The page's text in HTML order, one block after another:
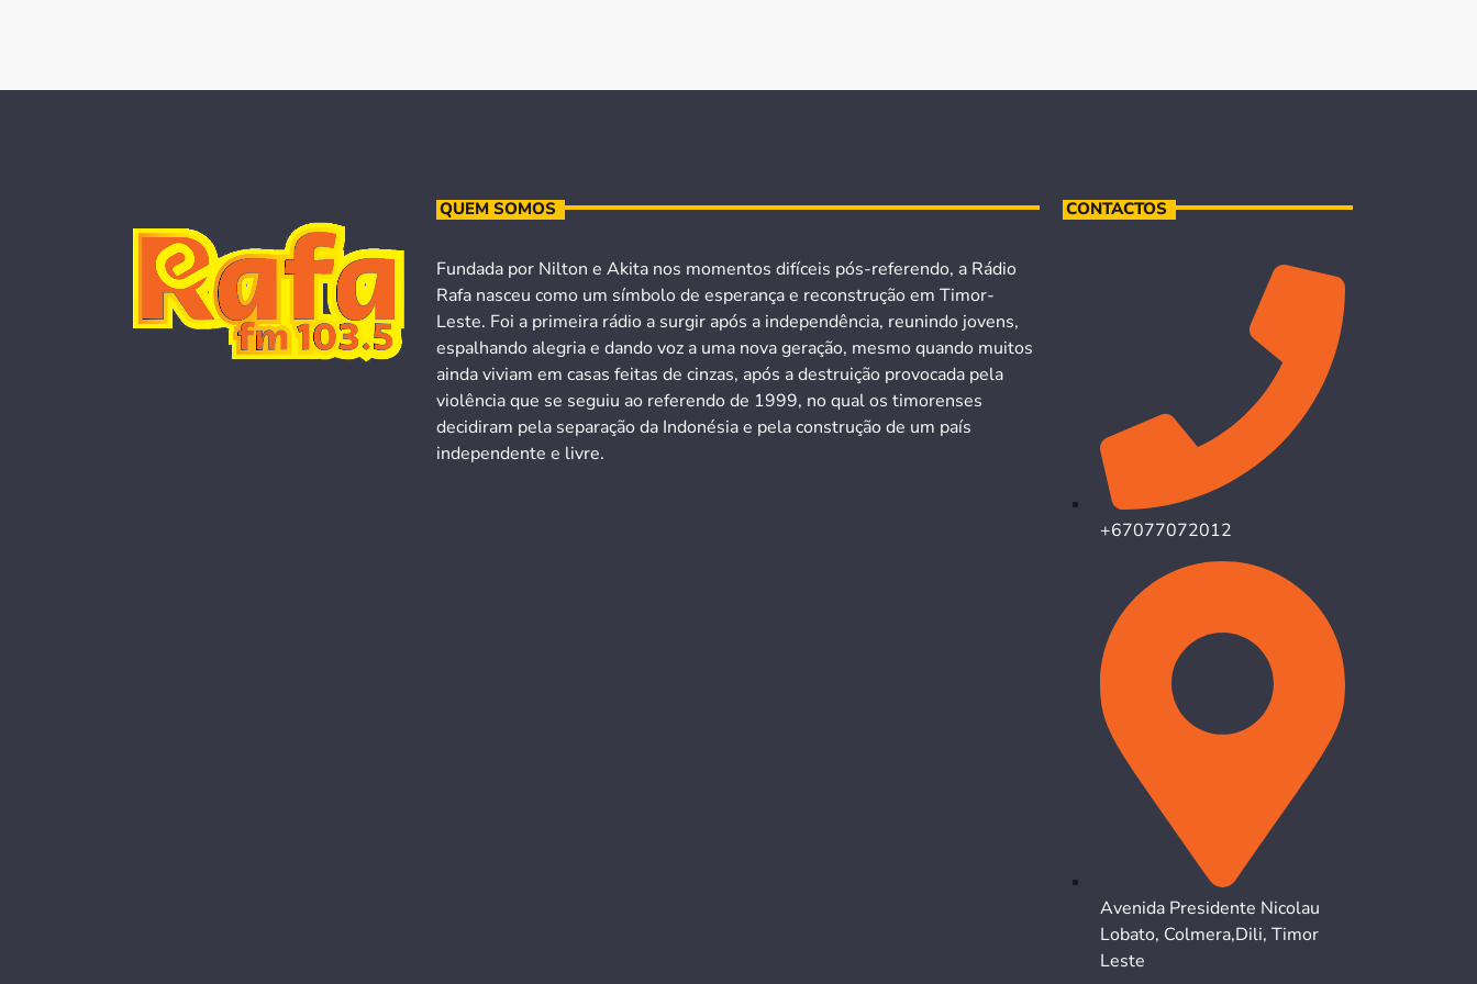
QUEM SOMOS
Fundada por Nilton e Akita nos momentos difíceis pós-referendo, a Rádio
Rafa nasceu como um símbolo de esperança e reconstrução em Timor-
Leste. Foi a primeira rádio a surgir após a independência, reunindo jovens,
espalhando alegria e dando voz a uma nova geração, mesmo quando muitos
ainda viviam em casas feitas de cinzas, após a destruição provocada pela
violência que se seguiu ao referendo de 1999, no qual os timorenses
decidiram pela separação da Indonésia e pela construção de um país
independente e livre.
CONTACTOS
+67077072012
Avenida Presidente Nicolau
Lobato, Colmera,Dili, Timor
Leste